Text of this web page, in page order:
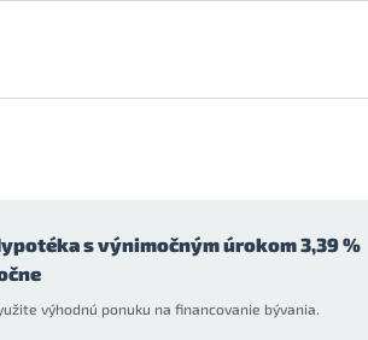
s výnimočným úrokom 3,39 %
výhodnú ponuku na financovanie bývania.